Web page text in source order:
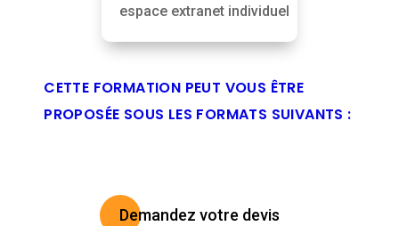
espace extranet individuel
CETTE FORMATION PEUT VOUS ÊTRE
PROPOSÉE SOUS LES FORMATS SUIVANTS :
Demandez votre devis